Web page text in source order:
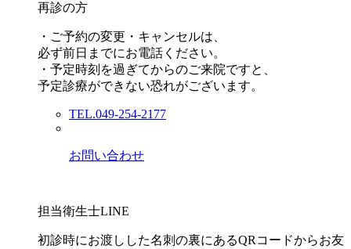
再診の方
・ご予約の変更・キャンセルは、
必ず前日までにお電話ください。
・予定時刻を過ぎてからのご来院ですと、
予定診療ができない恐れがございます。
TEL.049-254-2177
お問い合わせ
担当衛生士LINE
初診時にお渡しした名刺の裏にあるQRコードからお友